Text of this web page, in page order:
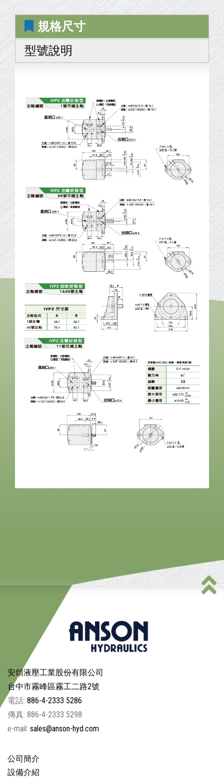
規格尺寸
型號說明
安頌液壓工業股份有限公司
台中市霧峰區霧工二路2號
電話: 886-4-2333 5286
傳真: 886-4-2333 5298
e-mail: sales@anson-hyd.com
公司簡介
設備介紹